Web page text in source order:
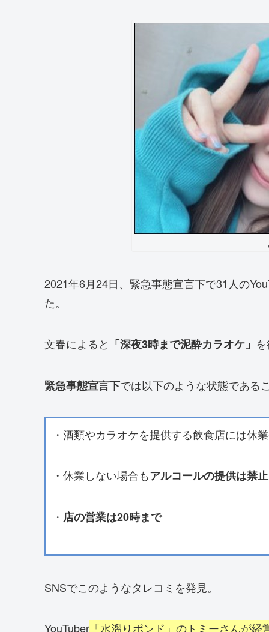
2021年6月24日、緊急事態宣言下で31人の
た。
文春によると 「深夜3時まで泥酔カラオケ」
緊急事態宣言下では以下のような状態である
・酒類やカラオケを提供する飲食店には休
・休業しない場合もアルコールの提供は禁止
・ 店の営業は20時まで
SNSでこのようなタレコミを発見。
YouTuber 「水溜りポンド」のトミーさんが経